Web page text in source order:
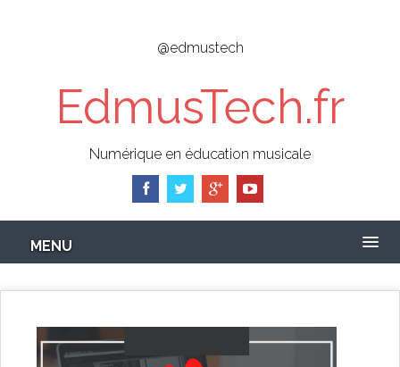
@edmustech
EdmusTech.fr
Numérique en éducation musicale
MENU